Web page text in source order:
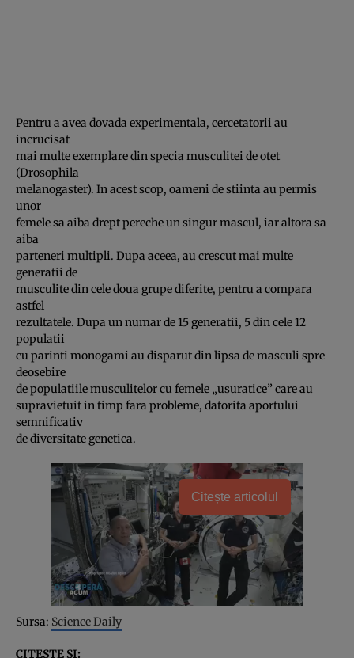
Pentru a avea dovada experimentala, cercetatorii au
incrucisat
mai multe exemplare din specia musculitei de otet
(Drosophila
melanogaster). In acest scop, oameni de stiinta au permis
unor
femele sa aiba drept pereche un singur mascul, iar altora sa
aiba
parteneri multipli. Dupa aceea, au crescut mai multe
generatii de
musculite din cele doua grupe diferite, pentru a compara
astfel
rezultatele. Dupa un numar de 15 generatii, 5 din cele 12
populatii
cu parinti monogami au disparut din lipsa de masculi spre
deosebire
de populatiile musculitelor cu femele „usuratice” care au
supravietuit in timp fara probleme, datorita aportului
semnificativ
de diversitate genetica.
Citește articolul
Sursa: Science Daily
CITESTE SI: